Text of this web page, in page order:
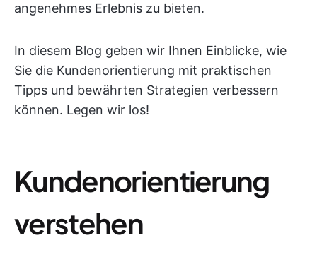
angenehmes Erlebnis zu bieten.
In diesem Blog geben wir Ihnen Einblicke, wie
Sie die Kundenorientierung mit praktischen
Tipps und bewährten Strategien verbessern
können. Legen wir los!
Kundenorientierung
verstehen